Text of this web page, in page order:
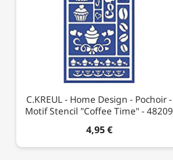
C.KREUL - Home Design - Pochoir -
Motif Stencil "Coffee Time" - 48209
4,95 €